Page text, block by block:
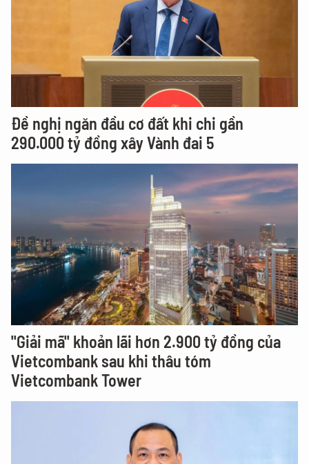
Đề nghị ngăn đầu cơ đất khi chi gần
290.000 tỷ đồng xây Vành đai 5
"Giải mã" khoản lãi hơn 2.900 tỷ đồng của
Vietcombank sau khi thâu tóm
Vietcombank Tower